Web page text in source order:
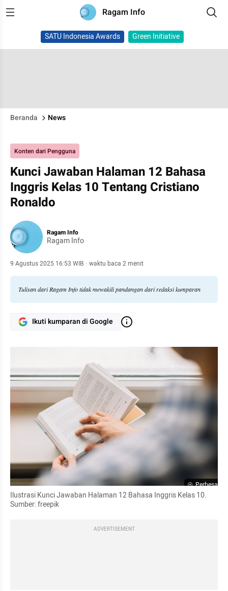
Ragam Info
SATU Indonesia Awards Green Initiative
Beranda News
Konten dari Pengguna
Kunci Jawaban Halaman 12 Bahasa
Inggris Kelas 10 Tentang Cristiano
Ronaldo
Ragam Info
Ragam Info
9 Agustus 2025 16:53 WIB · waktu baca 2 menit
Tulisan dari Ragam Info tidak mewakili pandangan dari redaksi kumparan
Ikuti kumparan di Google
Perbesar
Ilustrasi Kunci Jawaban Halaman 12 Bahasa Inggris Kelas 10.
Sumber: freepik
ADVERTISEMENT